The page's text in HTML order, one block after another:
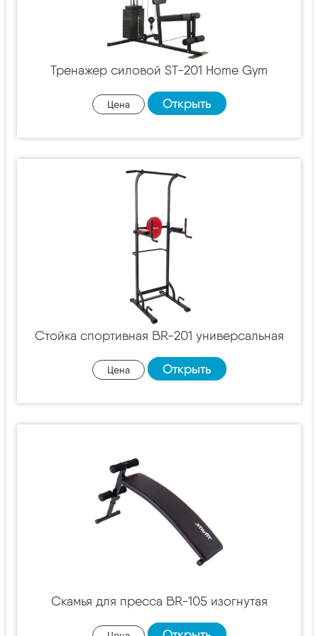
Тренажер силовой ST-201 Home Gym
Цена Открыть
Стойка спортивная BR-201 универсальная
Цена Открыть
Скамья для пресса BR-105 изогнутая